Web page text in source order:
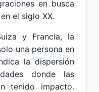
en busca
el siglo XX.
y Francia, la
una persona en
la dispersión
donde las
tenido impacto.